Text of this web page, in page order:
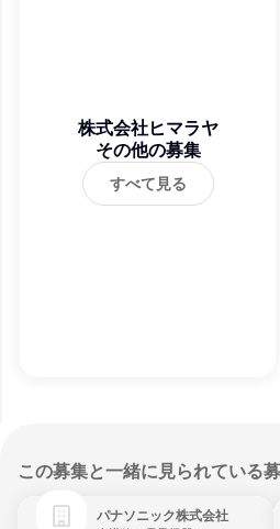
株式会社ヒマラヤ
その他の募集
すべて見る
この募集と一緒に見られている
パナソニック株式会社